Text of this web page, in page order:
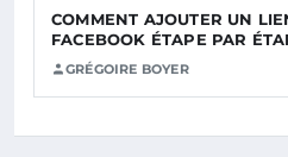
COMMENT AJOUTER UN
FACEBOOK ÉTAPE PAR
GRÉGOIRE BOYER